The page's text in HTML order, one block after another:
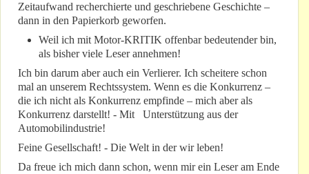
Zeitaufwand recherchierte und geschriebene Geschichte –
dann in den Papierkorb geworfen.
Weil ich mit Motor-KRITIK offenbar bedeutender bin,
als bisher viele Leser annehmen!
Ich bin darum aber auch ein Verlierer. Ich scheitere schon
mal an unserem Rechtssystem. Wenn es die Konkurrenz –
die ich nicht als Konkurrenz empfinde – mich aber als
Konkurrenz darstellt! - Mit Unterstützung aus der
Automobilindustrie!
Feine Gesellschaft! - Die Welt in der wir leben!
Da freue ich mich dann schon, wenn mir ein Leser am Ende